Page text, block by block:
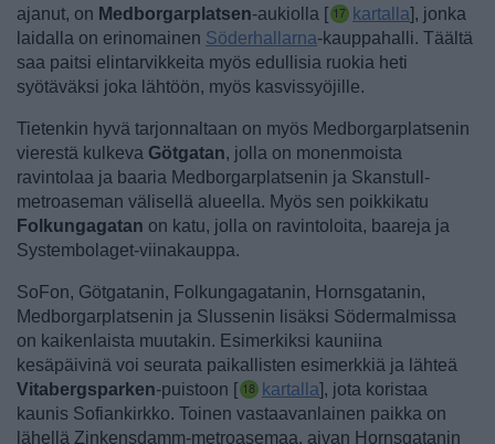
ajanut, on Medborgarplatsen-aukiolla [ kartalla], jonka
laidalla on erinomainen Söderhallarna-kauppahalli. Täältä
saa paitsi elintarvikkeita myös edullisia ruokia heti
syötäväksi joka lähtöön, myös kasvissyöjille.
Tietenkin hyvä tarjonnaltaan on myös Medborgarplatsenin
vierestä kulkeva Götgatan, jolla on monenmoista
ravintolaa ja baaria Medborgarplatsenin ja Skanstull-
metroaseman välisellä alueella. Myös sen poikkikatu
Folkungagatan on katu, jolla on ravintoloita, baareja ja
Systembolaget-viinakauppa.
SoFon, Götgatanin, Folkungagatanin, Hornsgatanin,
Medborgarplatsenin ja Slussenin lisäksi Södermalmissa
on kaikenlaista muutakin. Esimerkiksi kauniina
kesäpäivinä voi seurata paikallisten esimerkkiä ja lähteä
Vitabergsparken-puistoon [ kartalla], jota koristaa
kaunis Sofiankirkko. Toinen vastaavanlainen paikka on
lähellä Zinkensdamm-metroasemaa, aivan Hornsgatanin